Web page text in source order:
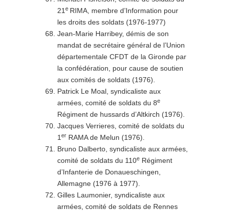
21 e RIMA, membre d’Information pour
les droits des soldats (1976-1977)
Jean-Marie Harribey, démis de son
mandat de secrétaire général de l’Union
départementale CFDT de la Gironde par
la confédération, pour cause de soutien
aux comités de soldats (1976).
Patrick Le Moal, syndicaliste aux
armées, comité de soldats du 8e
Régiment de hussards d’Altkirch (1976).
Jacques Verrieres, comité de soldats du
1 er RAMA de Melun (1976).
Bruno Dalberto, syndicaliste aux armées,
comité de soldats du 110e Régiment
d’Infanterie de Donaueschingen,
Allemagne (1976 à 1977).
Gilles Laumonier, syndicaliste aux
armées, comité de soldats de Rennes